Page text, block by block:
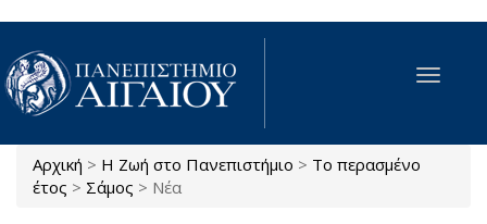
Παράκαμψη προς το κυρίως περιεχόμενο
Toggle
Είστε εδώ
Αρχική > Η Ζωή στο Πανεπιστήμιο > Το περασμένο
έτος > Σάμος > Νέα